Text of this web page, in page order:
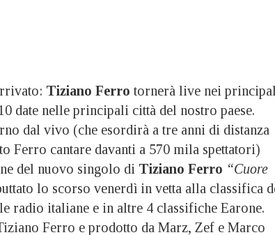
Tiziano Ferro tornerà live nei
date nelle principali città del nostro paese.
dal vivo (che esordirà a tre anni di distanza
Ferro cantare davanti a 570 mila spettatori)
del nuovo singolo di Tiziano Ferro “Cuore
lo scorso venerdì in vetta alla classifica
radio italiane e in altre 4 classifiche Earone.
Ferro e prodotto da Marz, Zef e Marco